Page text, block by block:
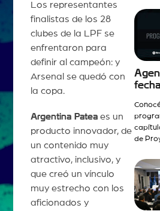
Los representantes
finalistas de los 28
clubes de la LPF se
enfrentaron para
definir al campeón: y
Arsenal se quedó con
la copa.
Argentina Pateaes un
producto innovador, de
un contenido muy
atractivo, inclusivo, y
que creó un vínculo
muy estrecho con los
aficionados y
fecha
de